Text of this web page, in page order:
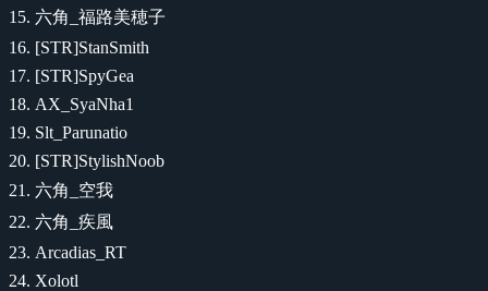
六角_福路美穂子
[STR]StanSmith
[STR]SpyGea
AX_SyaNha1
Slt_Parunatio
[STR]StylishNoob
六角_空我
六角_疾風
Arcadias_RT
Xolotl